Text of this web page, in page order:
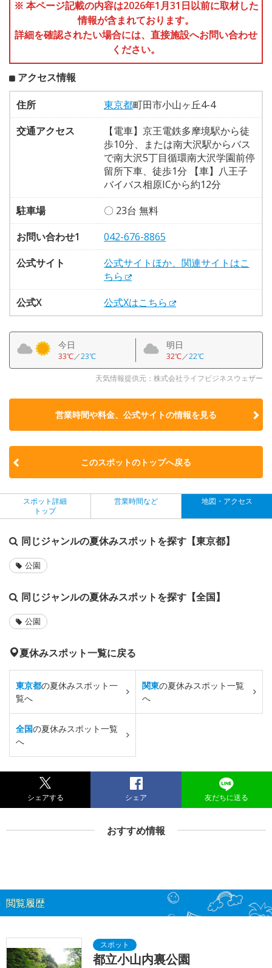
※ 本ページ記載の内容は2026年1月31日以前に取材した
情報が含まれております。
詳細を確認されたい場合には、直接施設へお問い合わせ
ください。
アクセス情報
住所 東京都町田市小山ヶ丘4-4
交通アクセス
【電車】京王電鉄多摩境駅から徒
歩10分、または南大沢駅からバス
で南大沢5丁目循環南大沢学園前停
留所下車、徒歩1分 【車】八王子
バイバス相原ICから約12分
駐車場
〇 23台 無料
お問い合わせ1
042-676-8865
公式サイト
公式サイトほか、関連サイトはこ
ちら
公式X
公式Xはこちら
今日
33℃／23℃
明日
32℃／22℃
天気情報提供元：株式会社ライフビジネスウェザー
営業時間や料金、公式サイトの情報を見る
このスポットのトップへ戻る
スポット詳細
トップ
営業時間など 地図・アクセス
同じジャンルの夏休みスポットを探す【東京都】
公園
同じジャンルの夏休みスポットを探す【全国】
公園
夏休みスポット一覧に戻る
東京都の夏休みスポット一
覧へ
関東の夏休みスポット一覧
へ
全国の夏休みスポット一覧
へ
シェアする シェア 友だちに送る
おすすめ情報
閲覧履歴
都立小山内裏公園